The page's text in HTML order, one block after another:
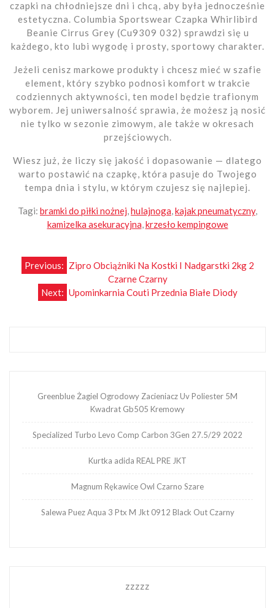
czapki na chłodniejsze dni i chcą, aby była jednocześnie
estetyczna. Columbia Sportswear Czapka Whirlibird
Beanie Cirrus Grey (Cu9309 032) sprawdzi się u
każdego, kto lubi wygodę i prosty, sportowy charakter.
Jeżeli cenisz markowe produkty i chcesz mieć w szafie
element, który szybko podnosi komfort w trakcie
codziennych aktywności, ten model będzie trafionym
wyborem. Jej uniwersalność sprawia, że możesz ją nosić
nie tylko w sezonie zimowym, ale także w okresach
przejściowych.
Wiesz już, że liczy się jakość i dopasowanie — dlatego
warto postawić na czapkę, która pasuje do Twojego
tempa dnia i stylu, w którym czujesz się najlepiej.
Tagi: bramki do piłki nożnej,hulajnoga,kajak pneumatyczny,
kamizelka asekuracyjna,krzesło kempingowe
Nawigacja
wpisu
Previous: Zipro Obciążniki Na Kostki I Nadgarstki 2kg 2
Czarne Czarny
Next: Upominkarnia Couti Przednia Białe Diody
Greenblue Żagiel Ogrodowy Zacieniacz Uv Poliester 5M
Kwadrat Gb505 Kremowy
Specialized Turbo Levo Comp Carbon 3Gen 27.5/29 2022
Kurtka adida REAL PRE JKT
Magnum Rękawice Owl Czarno Szare
Salewa Puez Aqua 3 Ptx M Jkt 0912 Black Out Czarny
zzzzz